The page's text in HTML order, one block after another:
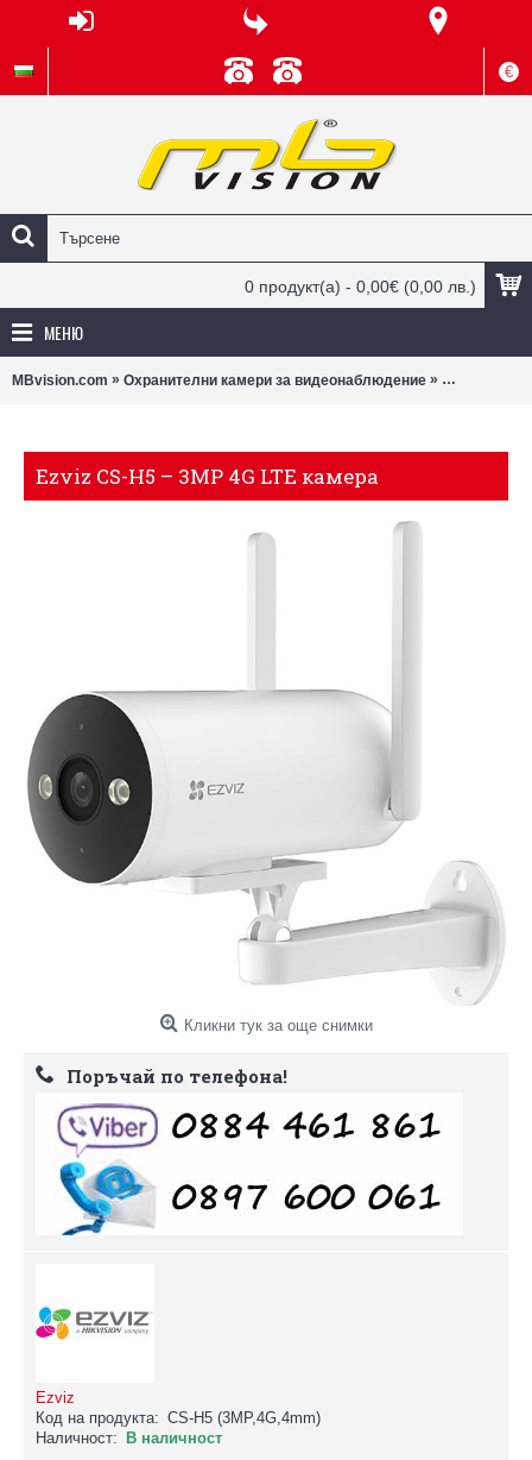
€
0 продукт(а) - 0,00€ (0,00 лв.)
МЕНЮ
MBvision.com » Охранителни камери за видеонаблюдение » Wi-Fi камери
Ezviz CS-H5 – 3MP 4G LTE камера
Кликни тук за още снимки
Поръчай по телефона!
Ezviz
Код на продукта: CS-H5 (3MP,4G,4mm)
Наличност:
В наличност